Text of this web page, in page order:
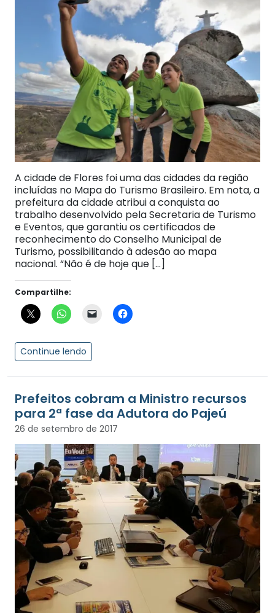
A cidade de Flores foi uma das cidades da região
incluídas no Mapa do Turismo Brasileiro. Em nota, a
prefeitura da cidade atribui a conquista ao
trabalho desenvolvido pela Secretaria de Turismo
e Eventos, que garantiu os certificados de
reconhecimento do Conselho Municipal de
Turismo, possibilitando à adesão ao mapa
nacional. “Não é de hoje que […]
Compartilhe:
Continue lendo
Prefeitos cobram a Ministro recursos
para 2ª fase da Adutora do Pajeú
26 de setembro de 2017